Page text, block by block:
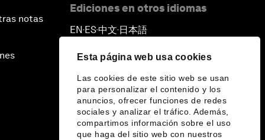
Esta página web usa cookies
Las cookies de este sitio web se usan
para personalizar el contenido y los
anuncios, ofrecer funciones de redes
sociales y analizar el tráfico. Además,
compartimos información sobre el uso
que haga del sitio web con nuestros
notas
Ediciones en otros idiomas
EN ▪ES▪中文▪ 日本語